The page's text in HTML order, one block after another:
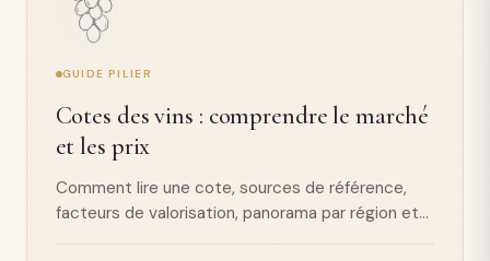
GUIDE PILIER
Cotes des vins : comprendre le marché
et les prix
Comment lire une cote, sources de référence,
facteurs de valorisation, panorama par région et
tendances actuelles du marché aux enchères.